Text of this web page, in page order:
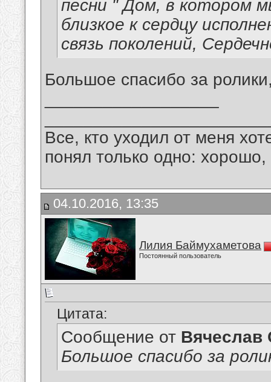
песни " Дом, в котором
близкое к сердцу
связь поколений,
Большое спасибо за
Все, кто уходил от меня
понял только одно:
04.10.2016, 13:35
Лилия Баймухаметова
Постоянный пользователь
Цитата:
Сообщение от Вячеслав
Большое спасибо за